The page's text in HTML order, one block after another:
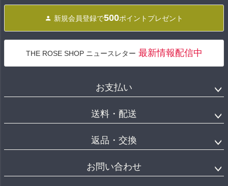
新規会員登録で500ポイントプレゼント
THE ROSE SHOP ニュースレター 最新情報配信中
お支払い
送料・配送
返品・交換
お問い合わせ